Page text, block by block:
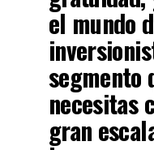
el mundo
segmento
necesitas
gran